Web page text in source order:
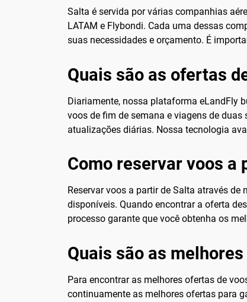
Salta é servida por várias companhias
LATAM e Flybondi. Cada uma dessas
suas necessidades e orçamento. É
Quais são as ofertas
Diariamente, nossa plataforma eLandFly
voos de fim de semana e viagens de
atualizações diárias. Nossa tecnologia
Como reservar voos a
Reservar voos a partir de Salta através
disponíveis. Quando encontrar a oferta
processo garante que você obtenha os
Quais são as
Para encontrar as melhores ofertas de
continuamente as melhores ofertas para